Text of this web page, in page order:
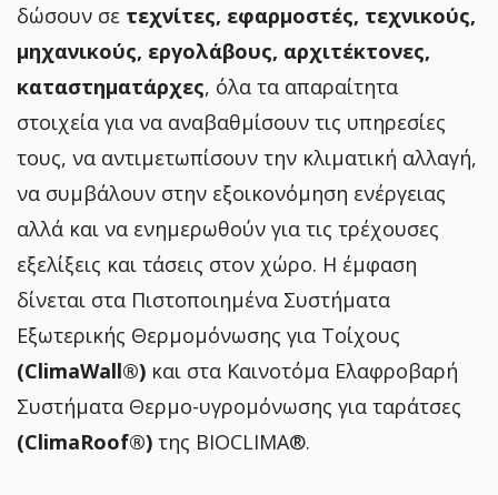
δώσουν σε τεχνίτες, εφαρμοστές, τεχνικούς,
μηχανικούς, εργολάβους, αρχιτέκτονες,
καταστηματάρχες, όλα τα απαραίτητα
στοιχεία για να αναβαθμίσουν τις υπηρεσίες
τους, να αντιμετωπίσουν την κλιματική αλλαγή,
να συμβάλουν στην εξοικονόμηση ενέργειας
αλλά και να ενημερωθούν για τις τρέχουσες
εξελίξεις και τάσεις στον χώρο. Η έμφαση
δίνεται στα Πιστοποιημένα Συστήματα
Εξωτερικής Θερμομόνωσης για Τοίχους
(ClimaWall®) και στα Καινοτόμα Ελαφροβαρή
Συστήματα Θερμο-υγρομόνωσης για ταράτσες
(ClimaRoof®) της BIOCLIMA®.